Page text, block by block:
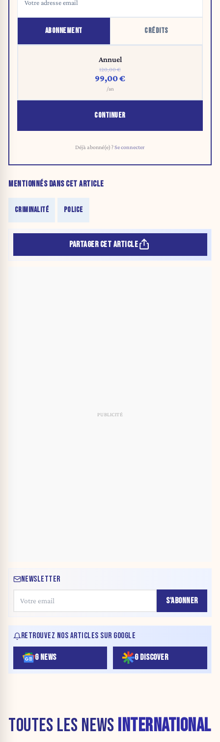
ABONNEMENT CRÉDITS
Annuel
120,00 €
99,00 €
/an
CONTINUER
Déjà abonné(e) ?Se connecter
MENTIONNÉS DANS CET ARTICLE
CRIMINALITÉ POLICE
PARTAGER CET ARTICLE
NEWSLETTER
S'ABONNER
RETROUVEZ NOS ARTICLES SUR GOOGLE
G NEWS G DISCOVER
TOUTES LES NEWS INTERNATIONAL